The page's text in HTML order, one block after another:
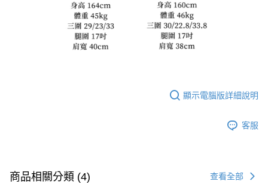
顯示電腦版詳細說明
客服
商品相關分類 (4) 查看全部